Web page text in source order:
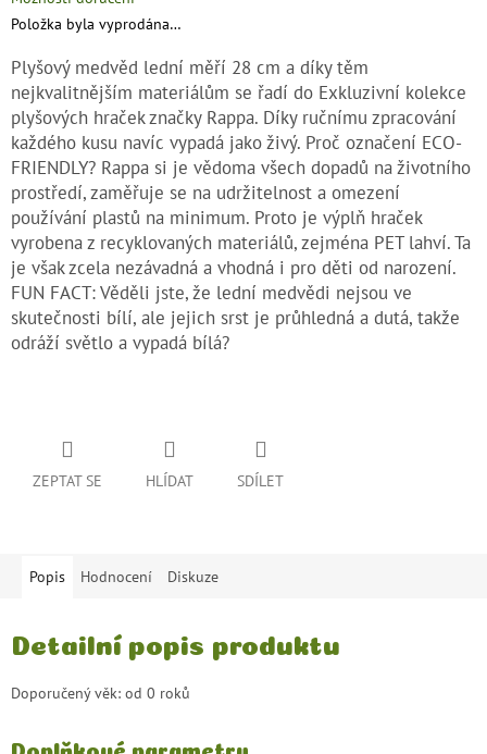
Položka byla vyprodána…
Plyšový medvěd lední měří 28 cm a díky těm
nejkvalitnějším materiálům se řadí do Exkluzivní kolekce
plyšových hraček značky Rappa. Díky ručnímu zpracování
každého kusu navíc vypadá jako živý. Proč označení ECO-
FRIENDLY? Rappa si je vědoma všech dopadů na životního
prostředí, zaměřuje se na udržitelnost a omezení
používání plastů na minimum. Proto je výplň hraček
vyrobena z recyklovaných materiálů, zejména PET lahví. Ta
je však zcela nezávadná a vhodná i pro děti od narození.
FUN FACT: Věděli jste, že lední medvědi nejsou ve
skutečnosti bílí, ale jejich srst je průhledná a dutá, takže
odráží světlo a vypadá bílá?
ZEPTAT SE HLÍDAT SDÍLET
Popis Hodnocení Diskuze
Detailní popis produktu
Doporučený věk: od 0 roků
Doplňkové parametry